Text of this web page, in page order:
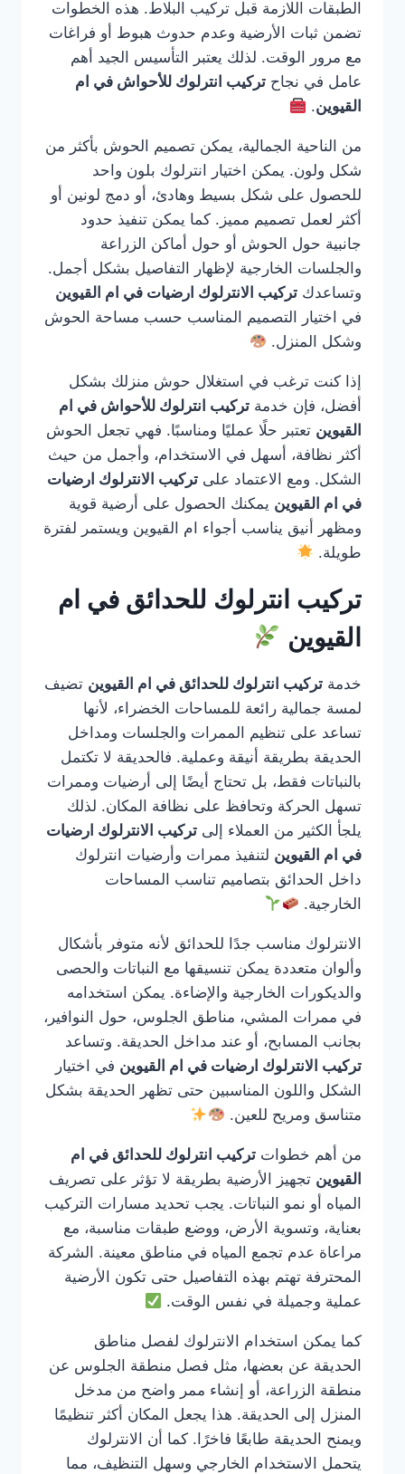
الطبقات اللازمة قبل تركيب البلاط. هذه الخطوات
تضمن ثبات الأرضية وعدم حدوث هبوط أو فراغات
مع مرور الوقت. لذلك يعتبر التأسيس الجيد أهم
عامل في نجاح تركيب انترلوك للأحواش في ام
القيوين.
من الناحية الجمالية، يمكن تصميم الحوش بأكثر من
شكل ولون. يمكن اختيار انترلوك بلون واحد
للحصول على شكل بسيط وهادئ، أو دمج لونين أو
أكثر لعمل تصميم مميز. كما يمكن تنفيذ حدود
جانبية حول الحوش أو حول أماكن الزراعة
والجلسات الخارجية لإظهار التفاصيل بشكل أجمل.
وتساعدك تركيب الانترلوك ارضيات في ام القيوين
في اختيار التصميم المناسب حسب مساحة الحوش
وشكل المنزل.
إذا كنت ترغب في استغلال حوش منزلك بشكل
أفضل، فإن خدمة تركيب انترلوك للأحواش في ام
القيوين تعتبر حلًا عمليًا ومناسبًا. فهي تجعل الحوش
أكثر نظافة، أسهل في الاستخدام، وأجمل من حيث
الشكل. ومع الاعتماد على تركيب الانترلوك ارضيات
في ام القيوين يمكنك الحصول على أرضية قوية
ومظهر أنيق يناسب أجواء ام القيوين ويستمر لفترة
طويلة.
تركيب انترلوك للحدائق في ام
القيوين
خدمة تركيب انترلوك للحدائق في ام القيوين تضيف
لمسة جمالية رائعة للمساحات الخضراء، لأنها
تساعد على تنظيم الممرات والجلسات ومداخل
الحديقة بطريقة أنيقة وعملية. فالحديقة لا تكتمل
بالنباتات فقط، بل تحتاج أيضًا إلى أرضيات وممرات
تسهل الحركة وتحافظ على نظافة المكان. لذلك
يلجأ الكثير من العملاء إلى تركيب الانترلوك ارضيات
في ام القيوين لتنفيذ ممرات وأرضيات انترلوك
داخل الحدائق بتصاميم تناسب المساحات
الخارجية.
الانترلوك مناسب جدًا للحدائق لأنه متوفر بأشكال
وألوان متعددة يمكن تنسيقها مع النباتات والحصى
والديكورات الخارجية والإضاءة. يمكن استخدامه
في ممرات المشي، مناطق الجلوس، حول النوافير،
بجانب المسابح، أو عند مداخل الحديقة. وتساعد
تركيب الانترلوك ارضيات في ام القيوين في اختيار
الشكل واللون المناسبين حتى تظهر الحديقة بشكل
متناسق ومريح للعين.
من أهم خطوات تركيب انترلوك للحدائق في ام
القيوين تجهيز الأرضية بطريقة لا تؤثر على تصريف
المياه أو نمو النباتات. يجب تحديد مسارات التركيب
بعناية، وتسوية الأرض، ووضع طبقات مناسبة، مع
مراعاة عدم تجمع المياه في مناطق معينة. الشركة
المحترفة تهتم بهذه التفاصيل حتى تكون الأرضية
عملية وجميلة في نفس الوقت.
كما يمكن استخدام الانترلوك لفصل مناطق
الحديقة عن بعضها، مثل فصل منطقة الجلوس عن
منطقة الزراعة، أو إنشاء ممر واضح من مدخل
المنزل إلى الحديقة. هذا يجعل المكان أكثر تنظيمًا
ويمنح الحديقة طابعًا فاخرًا. كما أن الانترلوك
يتحمل الاستخدام الخارجي وسهل التنظيف، مما